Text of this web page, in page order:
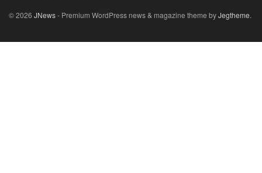
© 2026 JNews- Premium WordPress news & magazine theme byJegtheme.